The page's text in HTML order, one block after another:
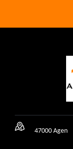
47000 Agen